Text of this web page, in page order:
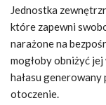
Jednostka
które zapewni
narażone na
mogłoby obniżyć
hałasu generowany
otoczenie.